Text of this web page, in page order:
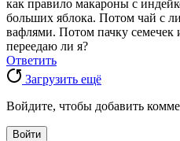
как правило макароны с
больших яблока. Потом чай с
вафлями. Потом пачку
переедаю ли я?
Ответить
Загрузить ещё
Войдите, чтобы добавить
Войти